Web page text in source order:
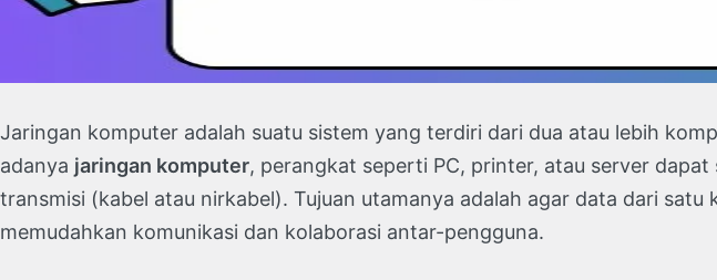
Jaringan komputer adalah suatu sistem yang terdiri dari dua atau lebih
adanya jaringan komputer, perangkat seperti PC, printer, atau server
transmisi (kabel atau nirkabel). Tujuan utamanya adalah agar data dari
memudahkan komunikasi dan kolaborasi antar-pengguna.